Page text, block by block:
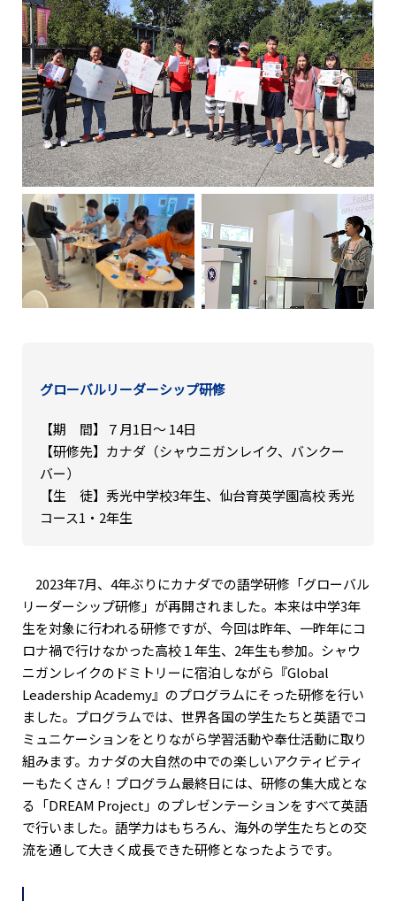
グローバルリーダーシップ研修
【期 間】７月1日〜 14日
【研修先】カナダ（シャウニガンレイク、バンクー
バー）
【生 徒】秀光中学校3年生、仙台育英学園高校 秀光
コース1・2年生
2023年7月、4年ぶりにカナダでの語学研修「グローバル
リーダーシップ研修」が再開されました。本来は中学3年
生を対象に行われる研修ですが、今回は昨年、一昨年にコ
ロナ禍で行けなかった高校１年生、2年生も参加。シャウ
ニガンレイクのドミトリーに宿泊しながら『Global
Leadership Academy』のプログラムにそった研修を行い
ました。プログラムでは、世界各国の学生たちと英語でコ
ミュニケーションをとりながら学習活動や奉仕活動に取り
組みます。カナダの大自然の中での楽しいアクティビティ
ーもたくさん！プログラム最終日には、研修の集大成とな
る「DREAM Project」のプレゼンテーションをすべて英語
で行いました。語学力はもちろん、海外の学生たちとの交
流を通して大きく成長できた研修となったようです。